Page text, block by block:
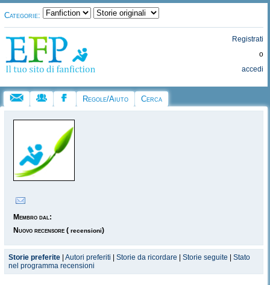
Categorie:
Registrati
o
accedi
Regole/Aiuto Cerca
Membro dal:
Nuovo recensore ( recensioni)
Storie preferite Autori preferiti Storie da ricordare Storie seguite
Stato
nel programma recensioni